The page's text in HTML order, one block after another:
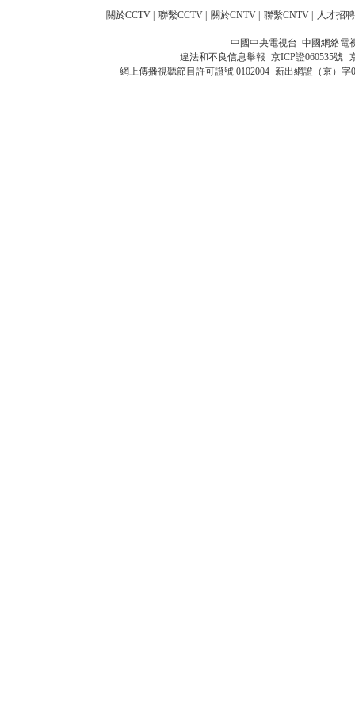
關於CCTV 聯繫CCTV 關於CNTV 聯繫CNTV 人才招聘
中國中央電視台 中國網絡電
違法和不良信息舉報 京ICP證060535號
網上傳播視聽節目許可證號 0102004 新出網證（京）